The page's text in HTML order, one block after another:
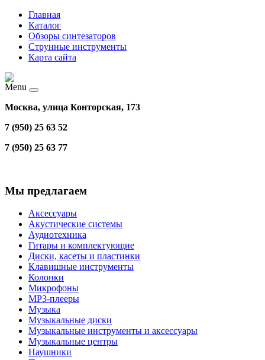
Главная
Каталог
Обзоры синтезаторов
Струнные инструменты
Карта сайта
Menu
Москва, улица Конторская, 173
7 (950) 25 63 52
7 (950) 25 63 77
Мы предлагаем
Аксессуары
Акустические системы
Аудиотехника
Гитары и комплектующие
Диски, касеты и пластинки
Клавишные инструменты
Колонки
Микрофоны
МР3-плееры
Музыка
Музыкальные диски
Музыкальные инструменты и аксессуары
Музыкальные центры
Наушники